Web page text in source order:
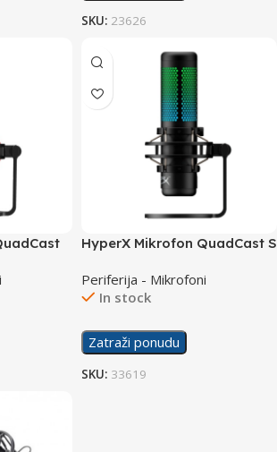
SKU: 23626
HyperX Mikrofon QuadCast S
Periferija - Mikrofoni
In stock
Zatraži ponudu
SKU: 33619